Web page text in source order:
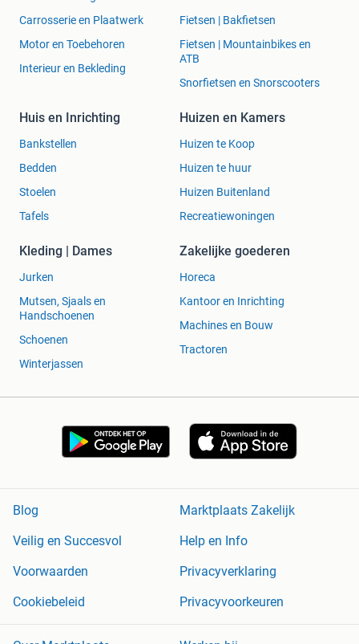
Carrosserie en Plaatwerk
Motor en Toebehoren
Interieur en Bekleding
Fietsen | Bakfietsen
Fietsen | Mountainbikes en
ATB
Snorfietsen en Snorscooters
Huis en Inrichting
Bankstellen
Bedden
Stoelen
Tafels
Huizen en Kamers
Huizen te Koop
Huizen te huur
Huizen Buitenland
Recreatiewoningen
Kleding | Dames
Jurken
Mutsen, Sjaals en
Handschoenen
Schoenen
Winterjassen
Zakelijke goederen
Horeca
Kantoor en Inrichting
Machines en Bouw
Tractoren
Blog
Marktplaats Zakelijk
Veilig en Succesvol
Help en Info
Voorwaarden
Privacyverklaring
Cookiebeleid
Privacyvoorkeuren